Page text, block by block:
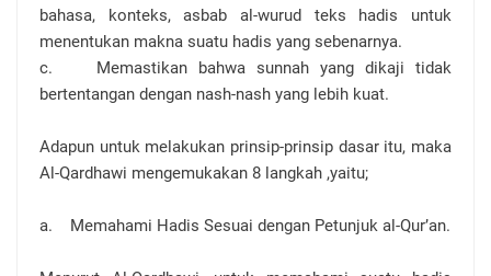
bahasa, konteks, asbab al-wurud teks hadis untuk
menentukan makna suatu hadis yang sebenarnya.
c. Memastikan bahwa sunnah yang dikaji tidak
bertentangan dengan nash-nash yang lebih kuat.
Adapun untuk melakukan prinsip-prinsip dasar itu, maka
Al-Qardhawi mengemukakan 8 langkah ,yaitu;
a. Memahami Hadis Sesuai dengan Petunjuk al-Qur’an.